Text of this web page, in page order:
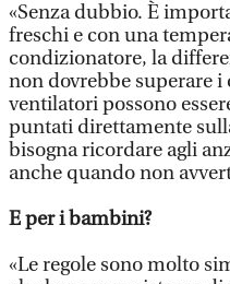
«Senza dubbio. È
freschi e con una
condizionatore, la
non dovrebbe superare
ventilatori possono
puntati direttamente
bisogna ricordare agli
anche quando non
E per i bambini?
«Le regole sono molto